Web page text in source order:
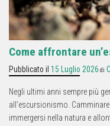
Come affrontare
Pubblicato il 15 Luglio 2026 di
Negli ultimi anni sempre più
all’escursionismo.
immergersi nella natura e